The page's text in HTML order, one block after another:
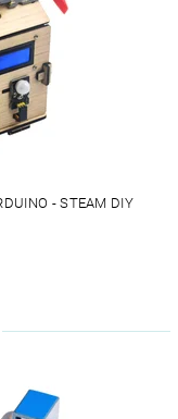
- STEAM DIY